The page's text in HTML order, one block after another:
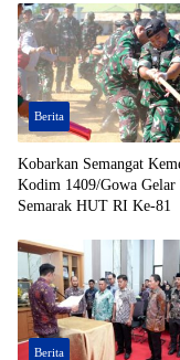
Berita
Kobarkan Semangat
Kodim 1409/Gowa Gelar
Semarak HUT RI Ke-81
Berita